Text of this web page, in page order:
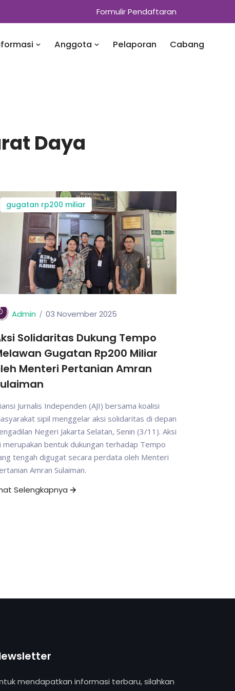
Formulir Pendaftaran
Anggota Pelaporan Cabang
Daya
gugatan rp200 miliar
Admin 03 November 2025
Solidaritas Dukung Tempo
Gugatan Rp200 Miliar
Menteri Pertanian Amran
Jurnalis Independen (AJI) bersama koalisi
sipil menggelar aksi solidaritas di depan
Negeri Jakarta Selatan, Senin (3/11). Aksi
merupakan bentuk dukungan terhadap Tempo
tengah digugat secara perdata oleh Menteri
Amran Sulaiman.
Selengkapnya
mendapatkan informasi terbaru, silahkan